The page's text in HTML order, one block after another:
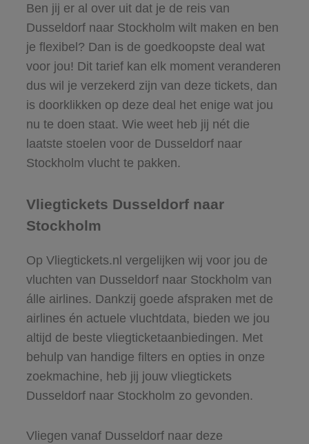
Ben jij er al over uit dat je de reis van
Dusseldorf naar Stockholm wilt maken en ben
je flexibel? Dan is de goedkoopste deal wat
voor jou! Dit tarief kan elk moment veranderen
dus wil je verzekerd zijn van deze tickets, dan
is doorklikken op deze deal het enige wat jou
nu te doen staat. Wie weet heb jij nét die
laatste stoelen voor de Dusseldorf naar
Stockholm vlucht te pakken.
Vliegtickets Dusseldorf naar
Stockholm
Op Vliegtickets.nl vergelijken wij voor jou de
vluchten van Dusseldorf naar Stockholm van
álle airlines. Dankzij goede afspraken met de
airlines én actuele vluchtdata, bieden we jou
altijd de beste vliegticketaanbiedingen. Met
behulp van handige filters en opties in onze
zoekmachine, heb jij jouw vliegtickets
Dusseldorf naar Stockholm zo gevonden.
Vliegen vanaf Dusseldorf naar deze